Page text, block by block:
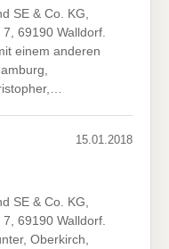
SE & Co. KG,
69190 Walldorf.
einem anderen
15.01.2018
SE & Co. KG,
69190 Walldorf.
Oberkirch,